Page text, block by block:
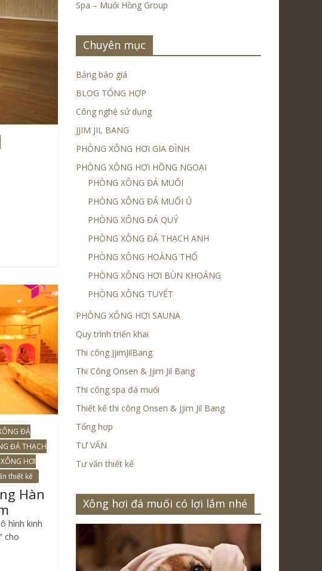
ĐÁ
ĐÁ THẠCH
HƠI
thiết kế
Hàn
hình kinh
cho
Spa – Muối Hồng Group
Chuyên mục
Bảng báo giá
BLOG TỔNG HỢP
Công nghệ sử dụng
JJIM JIL BANG
PHÒNG XÔNG HƠI GIA ĐÌNH
PHÒNG XÔNG HƠI HỒNG NGOẠI
PHÒNG XÔNG ĐÁ MUỐI
PHÒNG XÔNG ĐÁ MUỐI Ủ
PHÒNG XÔNG ĐÁ QUÝ
PHÒNG XÔNG ĐÁ THẠCH ANH
PHÒNG XÔNG HOÀNG THỔ
PHÒNG XÔNG HƠI BÙN KHOÁNG
PHÒNG XÔNG TUYẾT
PHÒNG XÔNG HƠI SAUNA
Quy trình triển khai
Thi công JjimJilBang
Thi Công Onsen & Jjim Jil Bang
Thi công spa đá muối
Thiết kế thi công Onsen & Jjim Jil Bang
Tổng hợp
TƯ VẤN
Tư vấn thiết kế
Xông hơi đá muối có lợi lắm nhé